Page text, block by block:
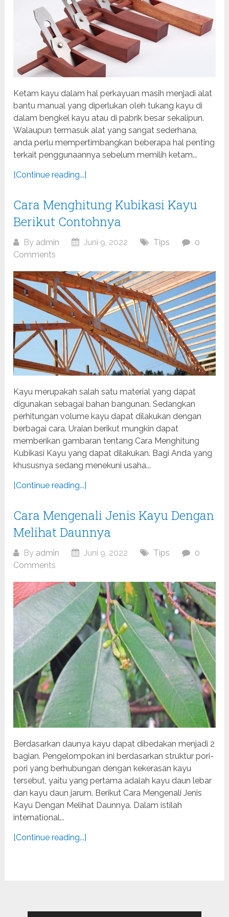
Ketam kayu dalam hal perkayuan masih menjadi alat
bantu manual yang diperlukan oleh tukang kayu di
dalam bengkel kayu atau di pabrik besar sekalipun.
Walaupun termasuk alat yang sangat sederhana,
anda perlu mempertimbangkan beberapa hal penting
terkait penggunaannya sebelum memilih ketam...
[Continue reading...]
Cara Menghitung Kubikasi Kayu
Berikut Contohnya
By admin Juni 9, 2022 Tips
0
Comments
Kayu merupakah salah satu material yang dapat
digunakan sebagai bahan bangunan. Sedangkan
perhitungan volume kayu dapat dilakukan dengan
berbagai cara. Uraian berikut mungkin dapat
memberikan gambaran tentang Cara Menghitung
Kubikasi Kayu yang dapat dilakukan. Bagi Anda yang
khususnya sedang menekuni usaha...
[Continue reading...]
Cara Mengenali Jenis Kayu Dengan
Melihat Daunnya
By admin Juni 9, 2022 Tips
0
Comments
Berdasarkan daunya kayu dapat dibedakan menjadi 2
bagian. Pengelompokan ini berdasarkan struktur pori-
pori yang berhubungan dengan kekerasan kayu
tersebut, yaitu yang pertama adalah kayu daun lebar
dan kayu daun jarum. Berikut Cara Mengenali Jenis
Kayu Dengan Melihat Daunnya. Dalam istilah
international...
[Continue reading...]